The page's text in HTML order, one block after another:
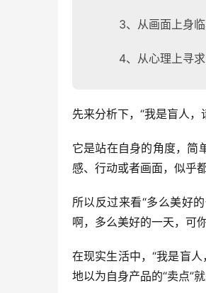
3、从画面上身临
4、从心理上寻求
先来分析下，“我是盲人
它是站在自身的角度，简
感、行动或者画面，似乎
所以反过来看“多么美好
啊，多么美好的一天，可
在现实生活中，“我是盲
地以为自身产品的“卖点”